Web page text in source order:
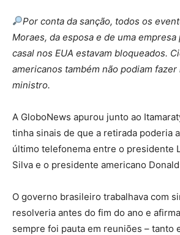
Por conta da sanção, todos os
Moraes, da esposa e de uma
casal nos EUA estavam bloqueados.
americanos também não podiam
ministro.
A GloboNews apurou junto ao
tinha sinais de que a retirada poderia
último telefonema entre o presidente
Silva e o presidente americano
O governo brasileiro trabalhava com
resolveria antes do fim do ano e
sempre foi pauta em reuniões – tanto